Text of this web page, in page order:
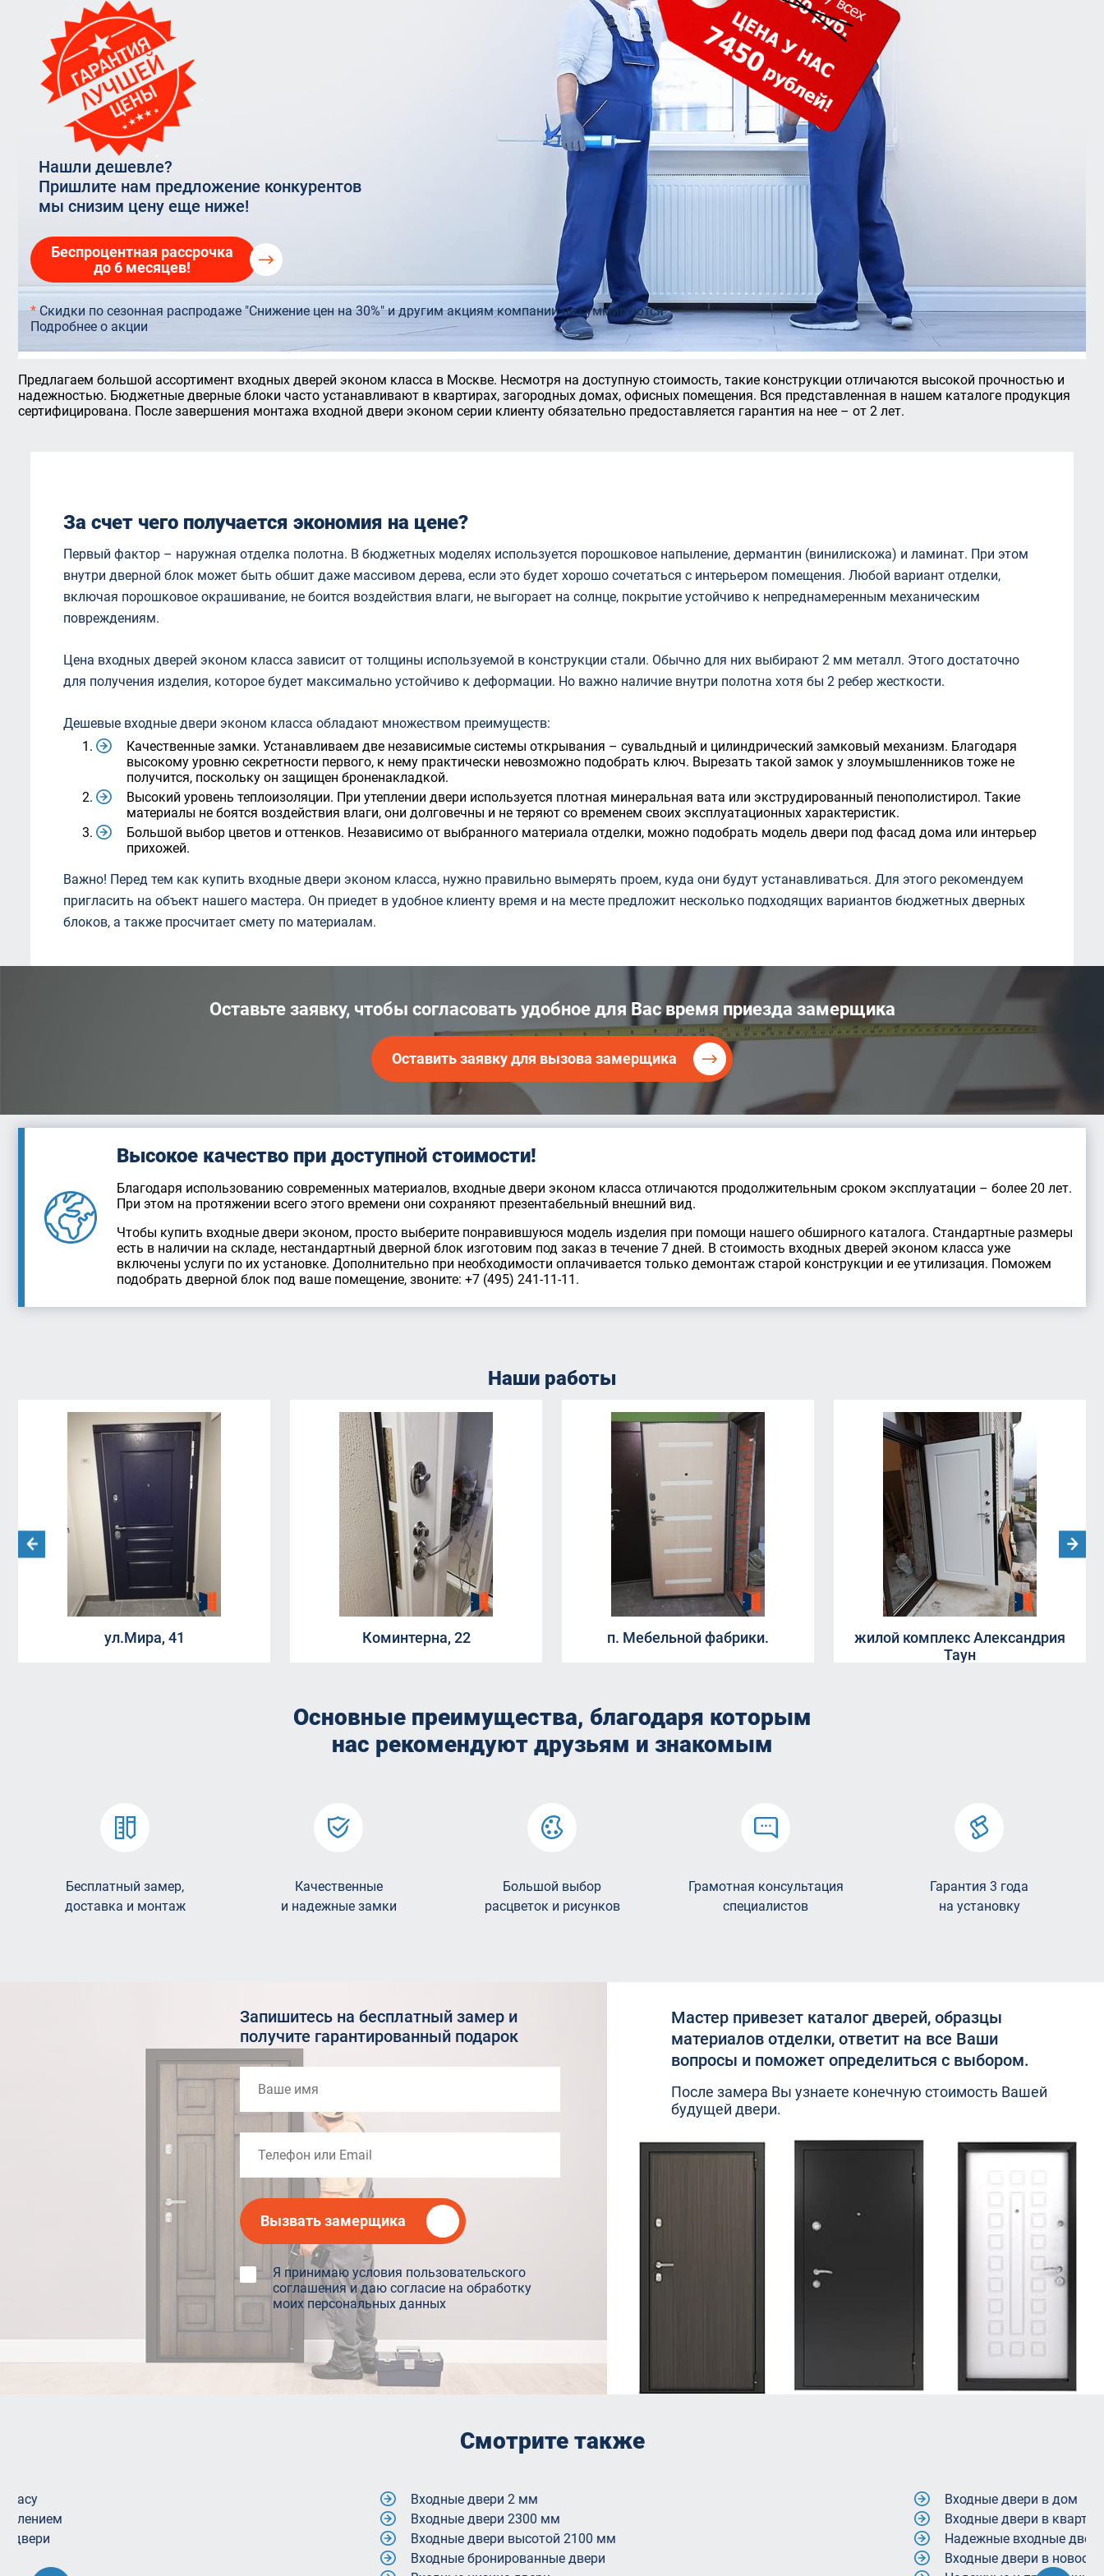
VELUX OPTIMA Комфорт
VELUX PREMIUM
Остекление террас
Остекление торговых центров
Панорамное остекление
Теплая входная дверь в дом
Входные двери для дачи
Двери экошпон
Двери бетон
Входная группа ресторана
Нашли дешевле?
Пришлите нам предложение конкурентов
мы снизим цену еще ниже!
Беспроцентная рассрочка
до 6 месяцев!
*Скидки по сезонная распродаже "Снижение цен на 30%" и другим акциям компании не суммируются
Подробнее о акции
Предлагаем большой ассортимент входных дверей эконом класса в Москве. Несмотря на доступную стоимость, такие конструкции отличаются высокой прочностью и
надежностью. Бюджетные дверные блоки часто устанавливают в квартирах, загородных домах, офисных помещения. Вся представленная в нашем каталоге продукция
сертифицирована. После завершения монтажа входной двери эконом серии клиенту обязательно предоставляется гарантия на нее – от 2 лет.
За счет чего получается экономия на цене?
Первый фактор – наружная отделка полотна. В бюджетных моделях используется порошковое напыление, дермантин (винилискожа) и ламинат. При этом
внутри дверной блок может быть обшит даже массивом дерева, если это будет хорошо сочетаться с интерьером помещения. Любой вариант отделки,
включая порошковое окрашивание, не боится воздействия влаги, не выгорает на солнце, покрытие устойчиво к непреднамеренным механическим
повреждениям.
Цена входных дверей эконом класса зависит от толщины используемой в конструкции стали. Обычно для них выбирают 2 мм металл. Этого достаточно
для получения изделия, которое будет максимально устойчиво к деформации. Но важно наличие внутри полотна хотя бы 2 ребер жесткости.
Дешевые входные двери эконом класса обладают множеством преимуществ:
Качественные замки. Устанавливаем две независимые системы открывания – сувальдный и цилиндрический замковый механизм. Благодаря
высокому уровню секретности первого, к нему практически невозможно подобрать ключ. Вырезать такой замок у злоумышленников тоже не
получится, поскольку он защищен броненакладкой.
Высокий уровень теплоизоляции. При утеплении двери используется плотная минеральная вата или экструдированный пенополистирол. Такие
материалы не боятся воздействия влаги, они долговечны и не теряют со временем своих эксплуатационных характеристик.
Большой выбор цветов и оттенков. Независимо от выбранного материала отделки, можно подобрать модель двери под фасад дома или интерьер
прихожей.
Важно! Перед тем как купить входные двери эконом класса, нужно правильно вымерять проем, куда они будут устанавливаться. Для этого рекомендуем
пригласить на объект нашего мастера. Он приедет в удобное клиенту время и на месте предложит несколько подходящих вариантов бюджетных дверных
блоков, а также просчитает смету по материалам.
Оставьте заявку, чтобы согласовать удобное для Вас время приезда замерщика
Оставить заявку для вызова замерщика
Высокое качество при доступной стоимости!
Благодаря использованию современных материалов, входные двери эконом класса отличаются продолжительным сроком эксплуатации – более 20 лет.
При этом на протяжении всего этого времени они сохраняют презентабельный внешний вид.
Чтобы купить входные двери эконом, просто выберите понравившуюся модель изделия при помощи нашего обширного каталога. Стандартные размеры
есть в наличии на складе, нестандартный дверной блок изготовим под заказ в течение 7 дней. В стоимость входных дверей эконом класса уже
включены услуги по их установке. Дополнительно при необходимости оплачивается только демонтаж старой конструкции и ее утилизация. Поможем
подобрать дверной блок под ваше помещение, звоните: +7 (495) 241-11-11.
Наши работы
ул.Мира, 41 Коминтерна, 22 п. Мебельной фабрики.
жилой комплекс Александрия
Таун
Основные преимущества, благодаря которым
нас рекомендуют друзьям и знакомым
Бесплатный замер,
доставка и монтаж
Качественные
и надежные замки
Большой выбор
расцветок и рисунков
Грамотная консультация
специалистов
Гарантия 3 года
на установку
Запишитесь на бесплатный замер и
получите гарантированный подарок
Вызвать замерщика
Я принимаю условия пользовательского
соглашения и даю согласие на обработку
моих персональных данных
Мастер привезет каталог дверей, образцы
материалов отделки, ответит на все Ваши
вопросы и поможет определиться с выбором.
После замера Вы узнаете конечную стоимость Вашей
будущей двери.
Смотрите также